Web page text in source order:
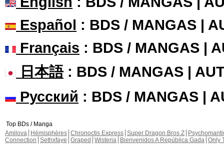
Español : BDS / MANGAS |
Français : BDS / MANGAS |
日本語: BDS / MANGAS |
Русский : BDS / MANGAS |
Top BDs / Manga
Amilova
Hémisphères Chronoctis Express Super Dragon Bros Z
Connection Sethxfaye Graped Wisteria Bienvenidos A República Gada Only